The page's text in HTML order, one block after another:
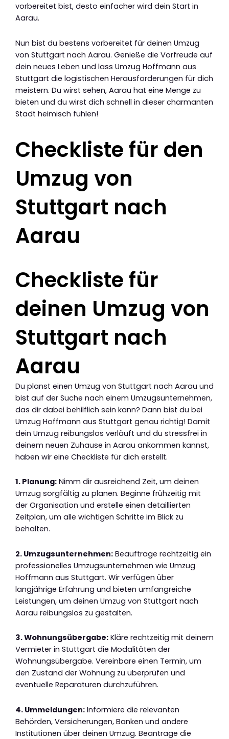
vorbereitet bist, desto einfacher wird dein Start in
Aarau.
Nun bist du bestens vorbereitet für deinen Umzug
von Stuttgart nach Aarau. Genieße die Vorfreude auf
dein neues Leben und lass Umzug Hoffmann aus
Stuttgart die logistischen Herausforderungen für dich
meistern. Du wirst sehen, Aarau hat eine Menge zu
bieten und du wirst dich schnell in dieser charmanten
Stadt heimisch fühlen!
Checkliste für den
Umzug von
Stuttgart nach
Aarau
Checkliste für
deinen Umzug von
Stuttgart nach
Aarau
Du planst einen Umzug von Stuttgart nach Aarau und
bist auf der Suche nach einem Umzugsunternehmen,
das dir dabei behilflich sein kann? Dann bist du bei
Umzug Hoffmann aus Stuttgart genau richtig! Damit
dein Umzug reibungslos verläuft und du stressfrei in
deinem neuen Zuhause in Aarau ankommen kannst,
haben wir eine Checkliste für dich erstellt.
1. Planung: Nimm dir ausreichend Zeit, um deinen
Umzug sorgfältig zu planen. Beginne frühzeitig mit
der Organisation und erstelle einen detaillierten
Zeitplan, um alle wichtigen Schritte im Blick zu
behalten.
2. Umzugsunternehmen: Beauftrage rechtzeitig ein
professionelles Umzugsunternehmen wie Umzug
Hoffmann aus Stuttgart. Wir verfügen über
langjährige Erfahrung und bieten umfangreiche
Leistungen, um deinen Umzug von Stuttgart nach
Aarau reibungslos zu gestalten.
3. Wohnungsübergabe: Kläre rechtzeitig mit deinem
Vermieter in Stuttgart die Modalitäten der
Wohnungsübergabe. Vereinbare einen Termin, um
den Zustand der Wohnung zu überprüfen und
eventuelle Reparaturen durchzuführen.
4. Ummeldungen: Informiere die relevanten
Behörden, Versicherungen, Banken und andere
Institutionen über deinen Umzug. Beantrage die